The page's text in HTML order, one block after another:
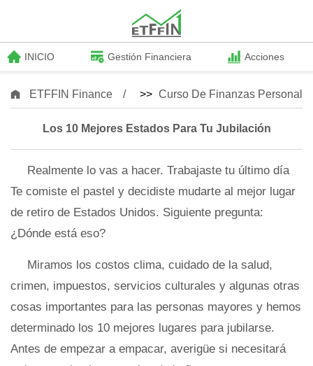
INICIO Gestión Financiera Acciones
ETFFIN Finance >> Curso De Finanzas
Los 10 Mejores Estados Para Tu Jubilación
Realmente lo vas a hacer. Trabajaste tu último día
Te comiste el pastel y decidiste mudarte al mejor lugar
de retiro de Estados Unidos. Siguiente pregunta:
¿Dónde está eso?
Miramos los costos clima, cuidado de la salud,
crimen, impuestos, servicios culturales y algunas otras
cosas importantes para las personas mayores y hemos
determinado los 10 mejores lugares para jubilarse.
Antes de empezar a empacar, averigüe si necesitará